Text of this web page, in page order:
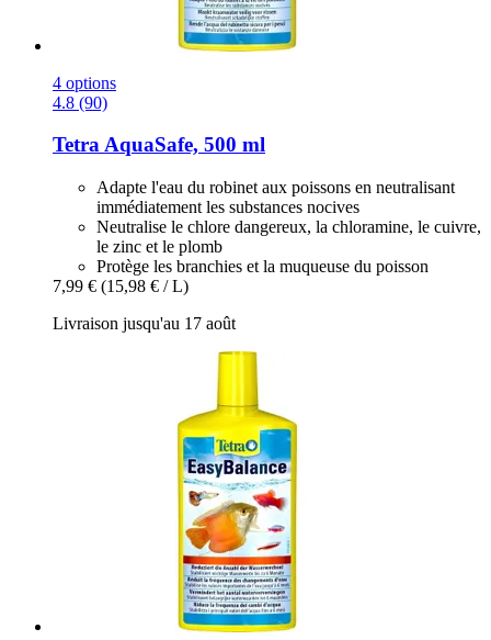
4 options
4.8 (90)
TetraAquaSafe, 500 ml
Adapte l'eau du robinet aux poissons en neutralisant
immédiatement les substances nocives
Neutralise le chlore dangereux, la chloramine, le cuivre,
le zinc et le plomb
Protège les branchies et la muqueuse du poisson
7,99 € (15,98 € / L)
Livraison jusqu'au 17 août